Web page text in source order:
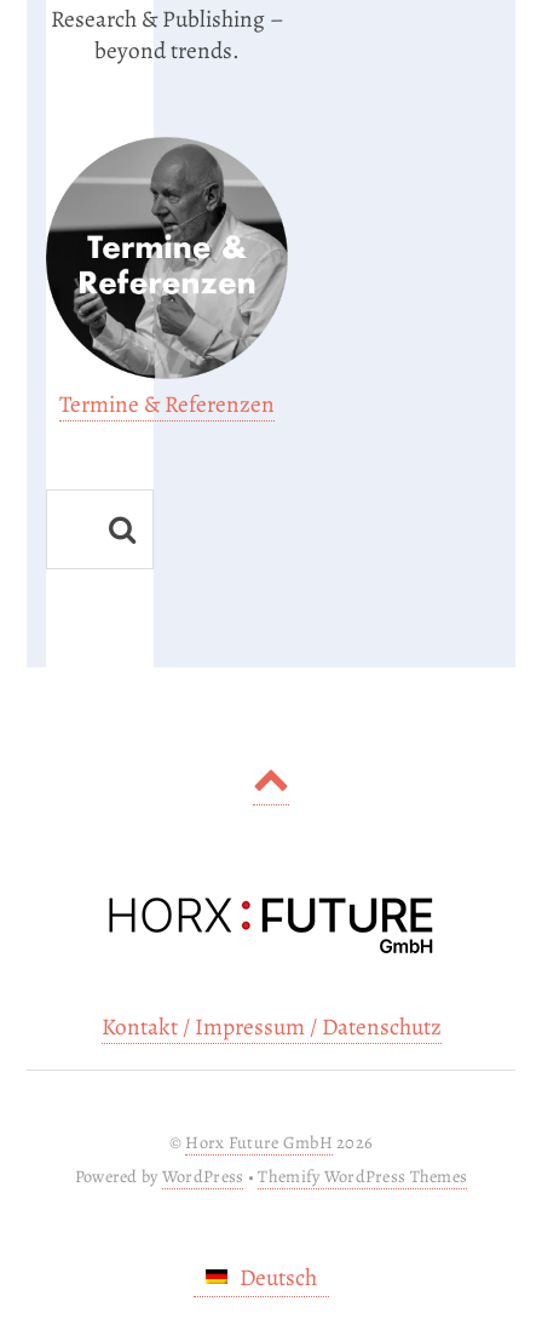
Research & Publishing –
beyond trends.
Termine & Referenzen
Kontakt / Impressum / Datenschutz
© Horx Future GmbH 2026
Powered byWordPress •Themify WordPress Themes
Deutsch